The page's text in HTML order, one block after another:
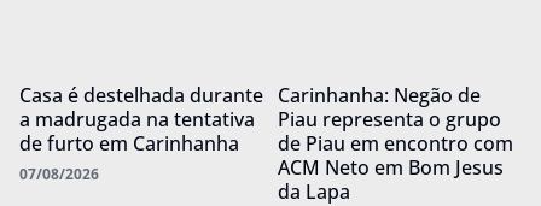
Casa é destelhada durante
a madrugada na tentativa
de furto em Carinhanha
07/08/2026
Carinhanha: Negão de
Piau representa o grupo
de Piau em encontro com
ACM Neto em Bom Jesus
da Lapa